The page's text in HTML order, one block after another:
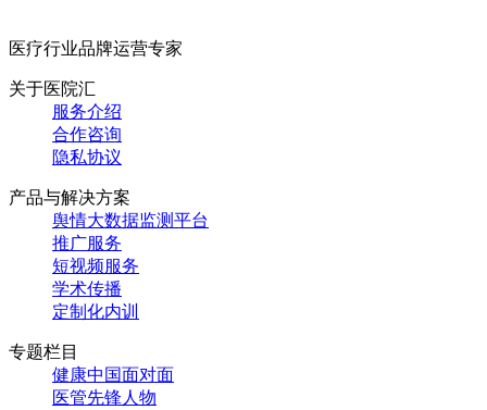
医疗行业品牌运营专家
关于医院汇
服务介绍
合作咨询
隐私协议
产品与解决方案
舆情大数据监测平台
推广服务
短视频服务
学术传播
定制化内训
专题栏目
健康中国面对面
医管先锋人物